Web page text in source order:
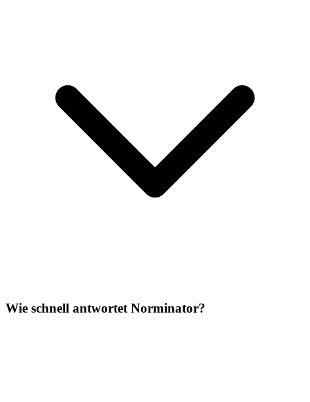
Wie schnell antwortet Norminator?